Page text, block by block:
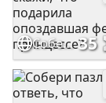
Собери пазл и скажи, что подарила опоздавшая фея принцессе? 35